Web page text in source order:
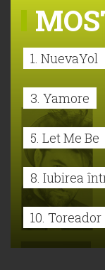
1. NuevaYol
3. Yamore
5. Let Me Be
8. Iubirea
10. Toreador